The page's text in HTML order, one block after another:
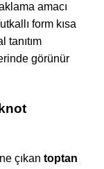
amacı
form kısa
tanıtım
görünür
çıkan toptan